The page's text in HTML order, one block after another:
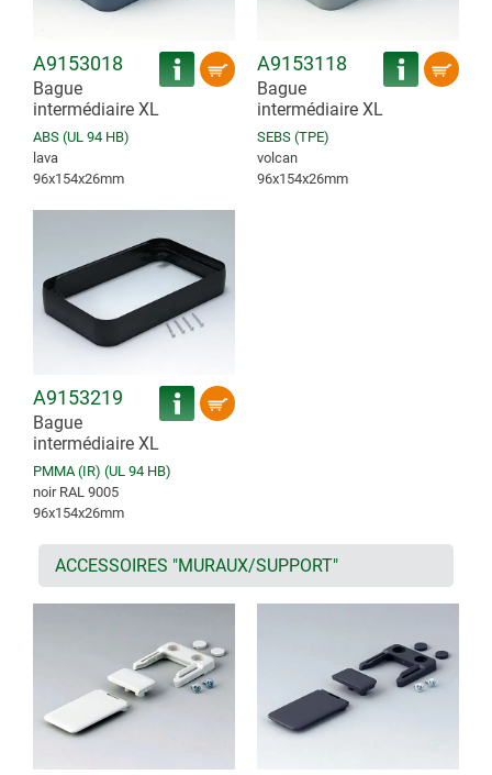
A9153018
Bague
intermédiaire XL
ABS (UL 94 HB)
lava
96x154x26mm
A9153118
Bague
intermédiaire XL
SEBS (TPE)
volcan
96x154x26mm
A9153219
Bague
intermédiaire XL
PMMA (IR) (UL 94 HB)
noir RAL 9005
96x154x26mm
ACCESSOIRES "MURAUX/SUPPORT"